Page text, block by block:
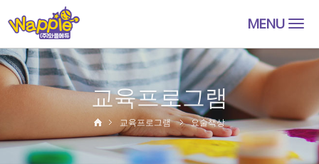
MENU
교육프로그램
교육프로그램 요술책상